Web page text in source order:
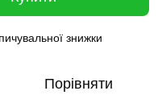
знижки
Порівняти